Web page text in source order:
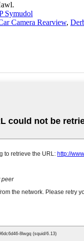
Symudol
Camera Rearview,